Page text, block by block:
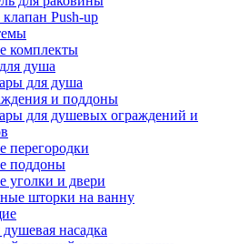
Push-up
комплекты
душа
для душа
и поддоны
для душевых ограждений и
перегородки
поддоны
уголки и двери
шторки на ванну
насадка